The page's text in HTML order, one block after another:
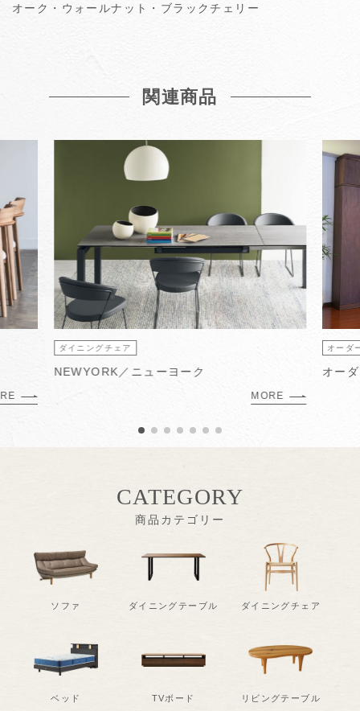
オーク・ウォールナット・ブラックチェリー
関連商品
ダイニングチェア
NEWYORK／ニューヨーク
MORE
オーダ
オー
ソファ ダイニングテーブル ダイニングチェア
ベッド TVボード リビングテーブル
CATEGORY
商品カテゴリー